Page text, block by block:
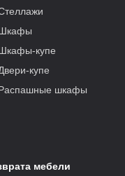
купе
купе
шкафы
мебели